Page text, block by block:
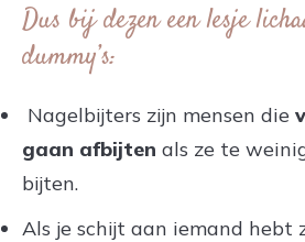
Dus bij dezen een lesje
dummy’s:
Nagelbijters zijn mensen die
gaan afbijten als ze te
bijten.
Als je schijt aan iemand hebt